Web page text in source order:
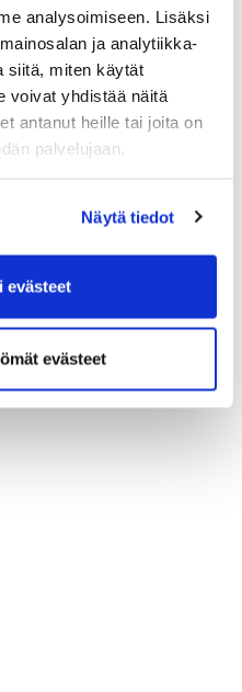
analysoimiseen. Lisäksi
ja analytiikka-
siitä, miten käytät
voivat yhdistää näitä
antanut heille tai joita on
palvelujaan.
Näytä tiedot
evästeet
evästeet